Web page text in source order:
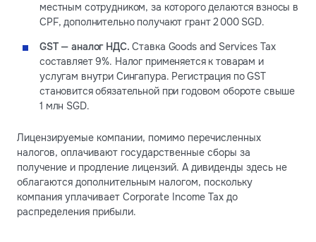
местным сотрудником, за которого делаются взносы в
CPF, дополнительно получают грант 2 000 SGD.
GST — аналог НДС. Ставка Goods and Services Tax
составляет 9%. Налог применяется к товарам и
услугам внутри Сингапура. Регистрация по GST
становится обязательной при годовом обороте свыше
1 млн SGD.
Лицензируемые компании, помимо перечисленных
налогов, оплачивают государственные сборы за
получение и продление лицензий. А дивиденды здесь не
облагаются дополнительным налогом, поскольку
компания уплачивает Corporate Income Tax до
распределения прибыли.